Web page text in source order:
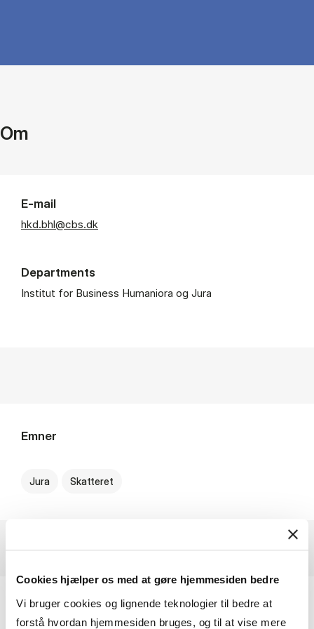
Cookies hjælper os med at gøre hjemmesiden bedre
Vi bruger cookies og lignende teknologier til bedre at
forstå hvordan hjemmesiden bruges, og til at vise mere
Om
E-mail
hkd.bhl@cbs.dk
Departments
Institut for Business Humaniora og Jura
Emner
Jura Skatteret
Profile Description